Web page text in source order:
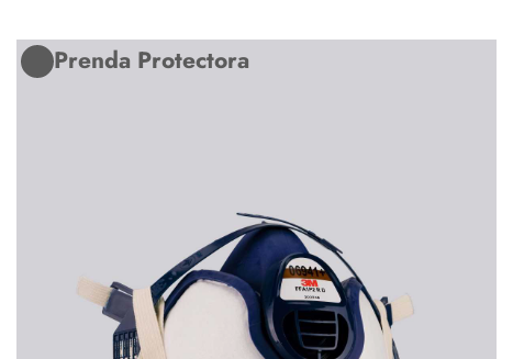
Prenda Protectora